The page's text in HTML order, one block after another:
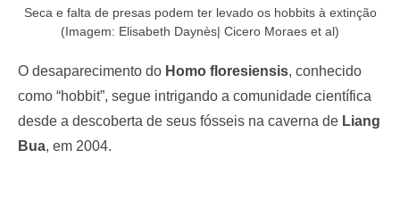
Seca e falta de presas podem ter levado os hobbits à extinção
(Imagem: Elisabeth Daynès| Cicero Moraes et al)
O desaparecimento do Homo floresiensis, conhecido
como “hobbit”, segue intrigando a comunidade científica
desde a descoberta de seus fósseis na caverna de Liang
Bua, em 2004.